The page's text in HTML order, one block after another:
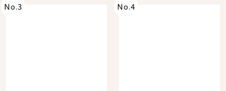
No.3 No.4